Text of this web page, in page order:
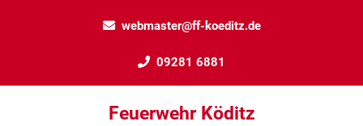
webmaster@ff-koeditz.de
09281 6881
Feuerwehr Köditz